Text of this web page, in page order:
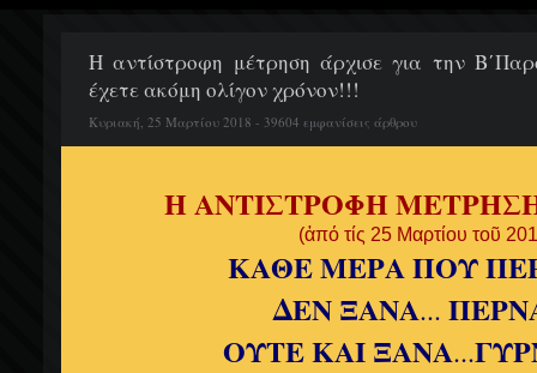
Η αντίστροφη μέτρηση άρχισε για την
έχετε ακόμη ολίγον χρόνον!!!
Κυριακή, 25 Μαρτίου 2018 - 39604 εμφανίσεις άρθρου
Η ΑΝΤΙΣΤΡΟΦΗ
(ἀπό τίς 25 Μαρτίου τοῦ
ΚΑΘΕ ΜΕΡΑ ΠΟΥ
ΔΕΝ ΞΑΝΑ...
ΟΥΤΕ ΚΑΙ ΞΑΝΑ...